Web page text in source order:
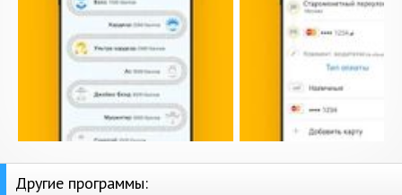
Другие программы: